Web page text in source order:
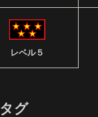
レベル５
タグ